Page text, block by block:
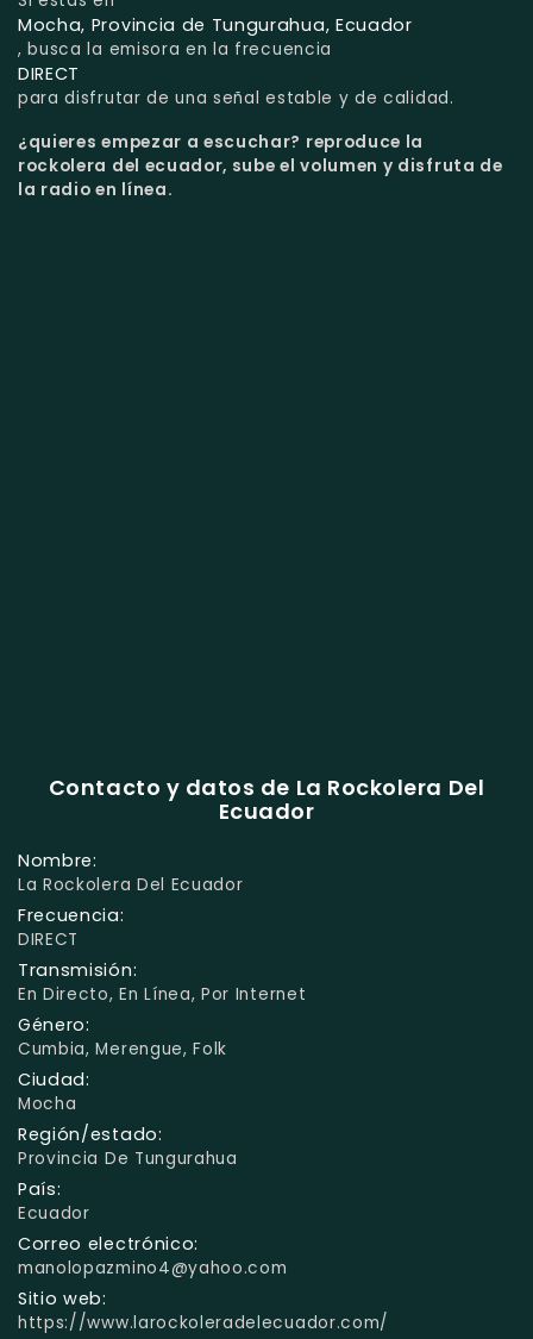
Mocha, Provincia de Tungurahua, Ecuador
, busca la emisora en la frecuencia
DIRECT
para disfrutar de una señal estable y de calidad.
¿quieres empezar a escuchar? reproduce la
rockolera del ecuador, sube el volumen y disfruta de
la radio en línea.
Contacto y datos de La Rockolera Del
Ecuador
Nombre:
La Rockolera Del Ecuador
Frecuencia:
DIRECT
Transmisión:
En Directo, En Línea, Por Internet
Género:
Cumbia, Merengue, Folk
Ciudad:
Mocha
Región/estado:
Provincia De Tungurahua
País:
Ecuador
Correo electrónico:
manolopazmino4@yahoo.com
Sitio web:
https://www.larockoleradelecuador.com/